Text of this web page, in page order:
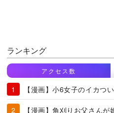
ランキング
アクセス数
【漫画】小6女子のイカつ
【漫画】角刈りお父さんが